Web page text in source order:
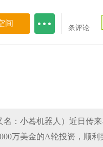
间
条评论
：小蓦机器人）近日传
万美金的A轮投资，顺